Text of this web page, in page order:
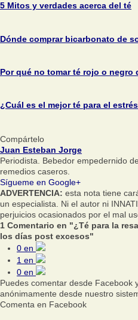
5 Mitos y verdades acerca del té
Dónde comprar bicarbonato de
Por qué no tomar té rojo o negro
¿Cuál es el mejor té para el
Compártelo
Juan Esteban Jorge
Periodista. Bebedor empedernido
remedios caseros.
Sígueme en Google+
ADVERTENCIA: esta nota tiene
un especialista. Ni el autor ni
perjuicios ocasionados por el mal
1 Comentario en "¿Té para la
los días post excesos"
0 en
1 en
0 en
Puedes comentar desde Facebook
anónimamente desde nuestro
Comenta en Facebook